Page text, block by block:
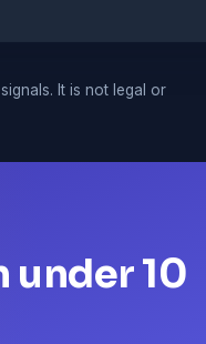
It is not legal or
under 10